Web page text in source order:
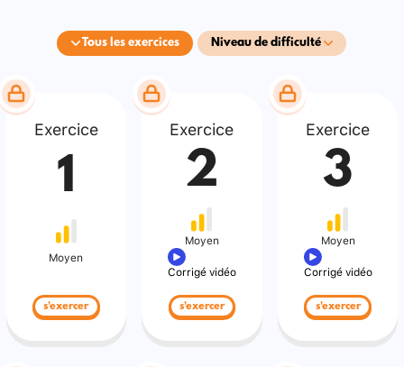
Tous les exercices Niveau de difficulté
Exercice
1
Moyen
s'exercer
Exercice
2
Moyen
Corrigé vidéo
s'exercer
Exercice
3
Moyen
Corrigé vidéo
s'exercer